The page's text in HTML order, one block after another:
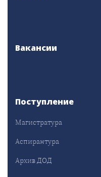
Вакансии
Поступление
Магистратура
Аспирантура
Архив ДОД